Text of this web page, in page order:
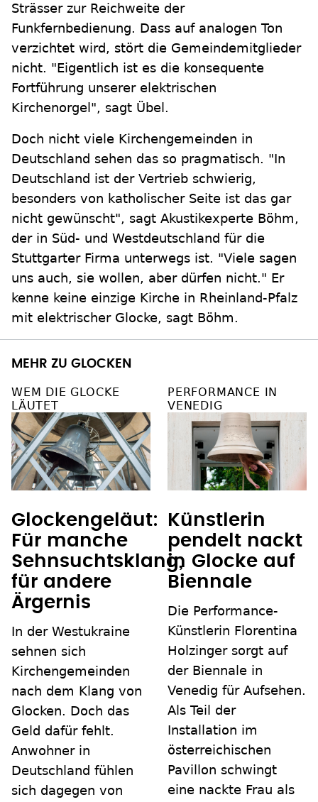
Strässer zur Reichweite der
Funkfernbedienung. Dass auf analogen Ton
verzichtet wird, stört die Gemeindemitglieder
nicht. "Eigentlich ist es die konsequente
Fortführung unserer elektrischen
Kirchenorgel", sagt Übel.
Doch nicht viele Kirchengemeinden in
Deutschland sehen das so pragmatisch. "In
Deutschland ist der Vertrieb schwierig,
besonders von katholischer Seite ist das gar
nicht gewünscht", sagt Akustikexperte Böhm,
der in Süd- und Westdeutschland für die
Stuttgarter Firma unterwegs ist. "Viele sagen
uns auch, sie wollen, aber dürfen nicht." Er
kenne keine einzige Kirche in Rheinland-Pfalz
mit elektrischer Glocke, sagt Böhm.
MEHR ZU GLOCKEN
WEM DIE GLOCKE
LÄUTET
Glockengeläut:
Für manche
Sehnsuchtsklang,
für andere
Ärgernis
In der Westukraine
sehnen sich
Kirchengemeinden
nach dem Klang von
Glocken. Doch das
Geld dafür fehlt.
Anwohner in
Deutschland fühlen
sich dagegen von
PERFORMANCE IN
VENEDIG
Künstlerin
pendelt nackt
in Glocke auf
Biennale
Die Performance-
Künstlerin Florentina
Holzinger sorgt auf
der Biennale in
Venedig für Aufsehen.
Als Teil der
Installation im
österreichischen
Pavillon schwingt
eine nackte Frau als